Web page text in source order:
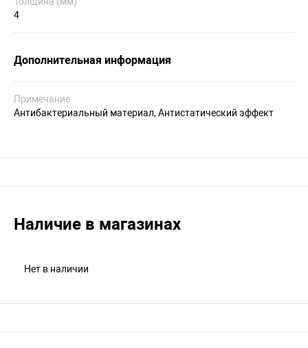
4
Дополнительная информация
Примечание
Антибактериальный материал, Антистатический эффект
Наличие в магазинах
Нет в наличии